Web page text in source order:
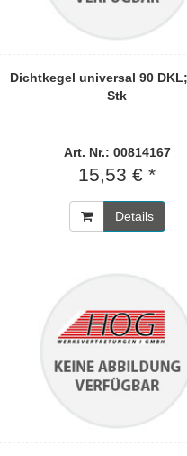
Dichtkegel universal 90
Stk
Art. Nr.: 00814167
15,53 € *
Details